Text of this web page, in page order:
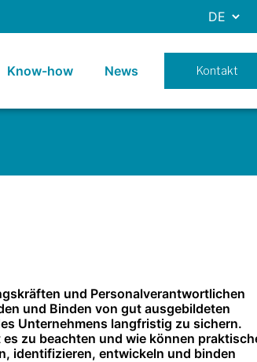
Know-how News Kontakt
und Personalverantwortlichen
und Binden von gut ausgebildeten
Unternehmens langfristig zu sichern.
zu beachten und wie können
identifizieren, entwickeln und binden